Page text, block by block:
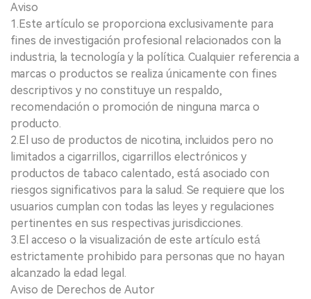
Aviso
1.Este artículo se proporciona exclusivamente para
fines de investigación profesional relacionados con la
industria, la tecnología y la política. Cualquier referencia a
marcas o productos se realiza únicamente con fines
descriptivos y no constituye un respaldo,
recomendación o promoción de ninguna marca o
producto.
2.El uso de productos de nicotina, incluidos pero no
limitados a cigarrillos, cigarrillos electrónicos y
productos de tabaco calentado, está asociado con
riesgos significativos para la salud. Se requiere que los
usuarios cumplan con todas las leyes y regulaciones
pertinentes en sus respectivas jurisdicciones.
3.El acceso o la visualización de este artículo está
estrictamente prohibido para personas que no hayan
alcanzado la edad legal.
Aviso de Derechos de Autor